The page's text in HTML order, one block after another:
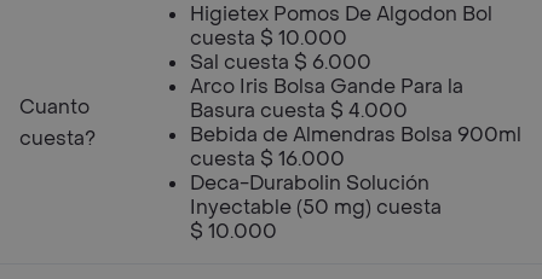
Cuanto
cuesta?
Higietex Pomos De Algodon Bol
cuesta $ 10.000
Sal cuesta $ 6.000
Arco Iris Bolsa Gande Para la
Basura cuesta $ 4.000
Bebida de Almendras Bolsa 900ml
cuesta $ 16.000
Deca-Durabolin Solución
Inyectable (50 mg) cuesta
$ 10.000